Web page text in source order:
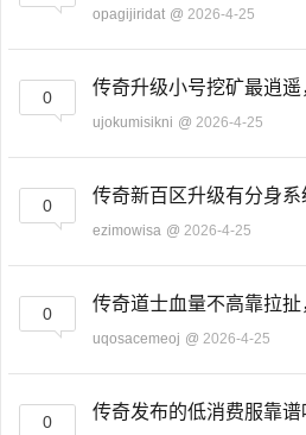
opagijiridat @ 2026-4-25
0 传奇升级小号挖矿最逍
ujokumisikni @ 2026-4-25
0 传奇新百区升级有分身
ezimowisa @ 2026-4-25
0 传奇道士血量不高靠拉
uqosacemeoj @ 2026-4-25
0 传奇发布的低消费服靠